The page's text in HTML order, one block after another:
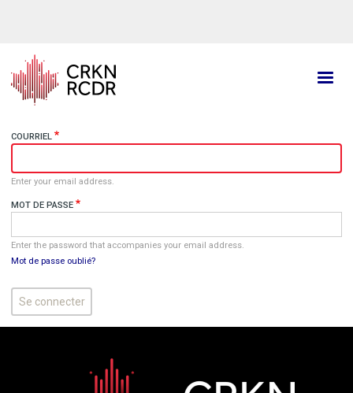
principal
COURRIEL
Enter your email address.
MOT DE PASSE
Enter the password that accompanies your email address.
Mot de passe oublié?